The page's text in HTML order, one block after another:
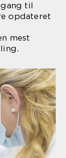
til
opdateret
mest